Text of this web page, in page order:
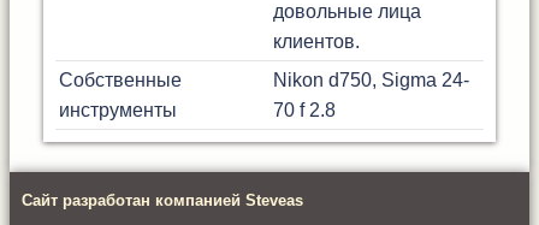
довольные лица
клиентов.
Собственные
инструменты
Nikon d750, Sigma 24-
70 f 2.8
Сайт разработан компанией Steveas